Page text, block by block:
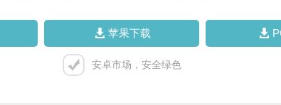
苹果下载
安卓市场，安全绿色